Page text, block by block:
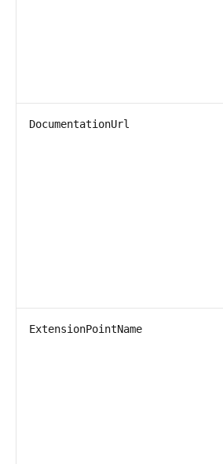
DocumentationUrl
ExtensionPointName